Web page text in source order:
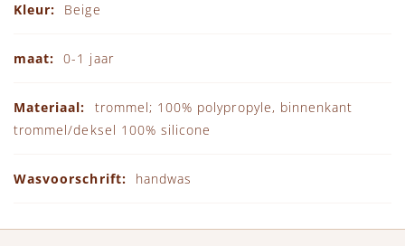
Beige
0-1 jaar
trommel; 100% polypropyle, binnenkant
trommel/deksel 100% silicone
handwas